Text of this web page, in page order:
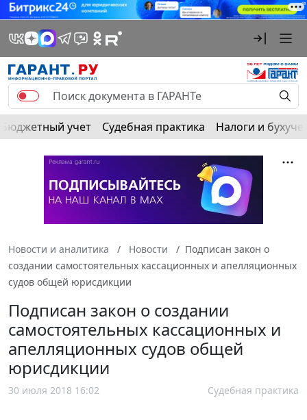
Бюджетный учет Судебная практика Налоги и
Новости и аналитика Новости
Подписан закон о
создании самостоятельных кассационных и апелляционных
судов общей юрисдикции
Подписан закон о создании
самостоятельных кассационных и
апелляционных судов общей
юрисдикции
30 июля 2018 16:02 Судебная практика